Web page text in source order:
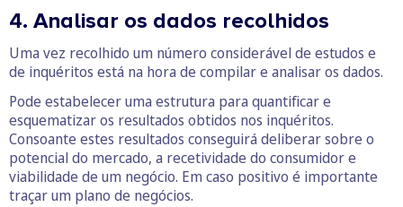
4. Analisar os dados recolhidos
Uma vez recolhido um número considerável de estudos e
de inquéritos está na hora de compilar e analisar os dados.
Pode estabelecer uma estrutura para quantificar e
esquematizar os resultados obtidos nos inquéritos.
Consoante estes resultados conseguirá deliberar sobre o
potencial do mercado, a recetividade do consumidor e
viabilidade de um negócio. Em caso positivo é importante
traçar um plano de negócios.